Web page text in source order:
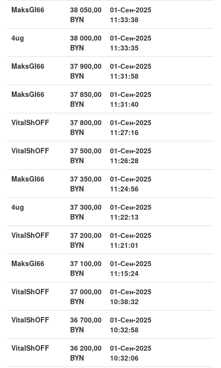
MaksGl66
38 050,00
BYN
01-Сен-2025
11:33:38
4ug
38 000,00
BYN
01-Сен-2025
11:33:35
MaksGl66
37 900,00
BYN
01-Сен-2025
11:31:58
MaksGl66
37 850,00
BYN
01-Сен-2025
11:31:40
VitalShOFF
37 800,00
BYN
01-Сен-2025
11:27:16
VitalShOFF
37 500,00
BYN
01-Сен-2025
11:26:28
MaksGl66
37 350,00
BYN
01-Сен-2025
11:24:56
4ug
37 300,00
BYN
01-Сен-2025
11:22:13
VitalShOFF
37 200,00
BYN
01-Сен-2025
11:21:01
MaksGl66
37 100,00
BYN
01-Сен-2025
11:15:24
VitalShOFF
37 000,00
BYN
01-Сен-2025
10:38:32
VitalShOFF
36 700,00
BYN
01-Сен-2025
10:32:58
VitalShOFF
36 200,00
BYN
01-Сен-2025
10:32:06